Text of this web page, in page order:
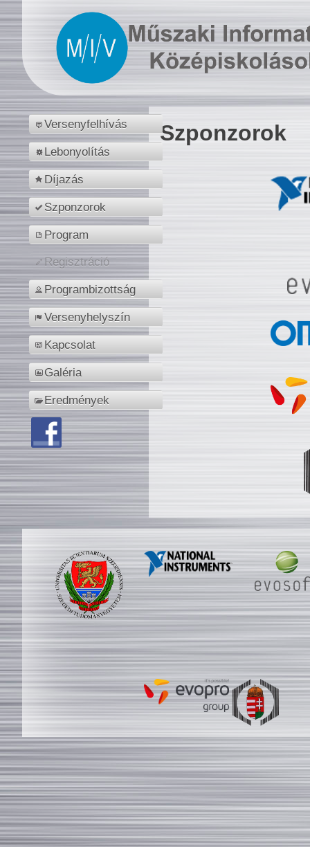
Versenyfelhívás
Lebonyolítás
Díjazás
Szponzorok
Program
Regisztráció
Programbizottság
Versenyhelyszín
Kapcsolat
Galéria
Eredmények
Szponzorok